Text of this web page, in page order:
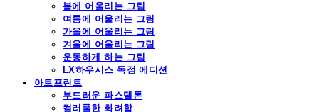
봄에 어울리는 그림
여름에 어울리는 그림
가을에 어울리는 그림
겨울에 어울리는 그림
운동하게 하는 그림
LX하우시스 독점 에디션
아트프린트
부드러운 파스텔톤
컬러풀한 화려함